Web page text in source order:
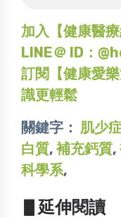
加入【健康醫
LINE＠ ID：
訂閱【健康愛
識更輕鬆
關鍵字： 肌少
白質, 補充鈣質,
科學系,
▋延伸閱讀